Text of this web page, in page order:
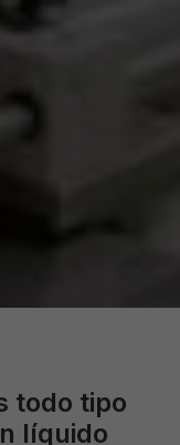
todo tipo
líquido